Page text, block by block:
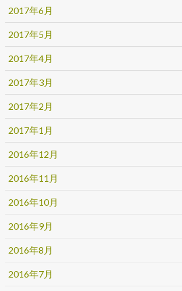
2017年6月
2017年5月
2017年4月
2017年3月
2017年2月
2017年1月
2016年12月
2016年11月
2016年10月
2016年9月
2016年8月
2016年7月